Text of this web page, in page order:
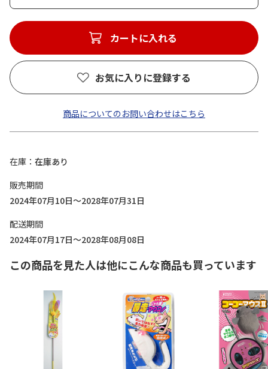
カートに入れる
お気に入りに登録する
商品についてのお問い合わせはこちら
在庫
在庫あり
販売期間
2024年07月10日～2028年07月31日
配送期間
2024年07月17日～2028年08月08日
この商品を見た人は他にこんな商品も買っています